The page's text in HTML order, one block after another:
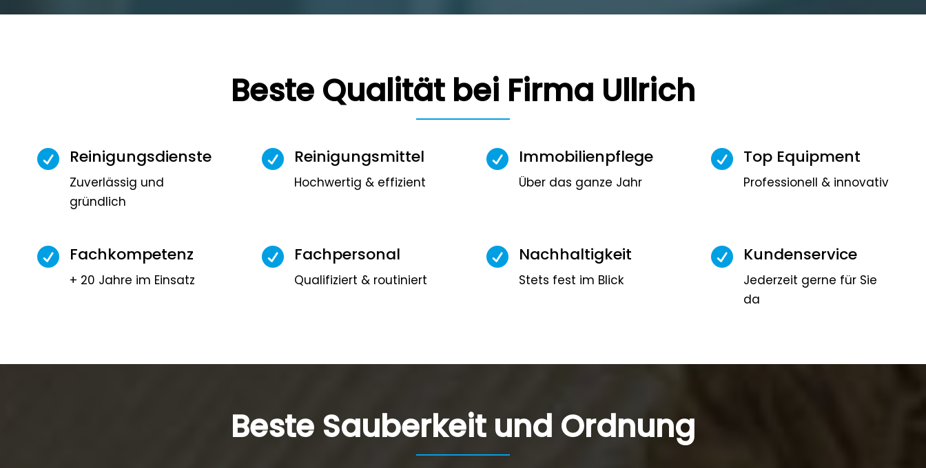
Beste Qualität bei Firma Ullrich
 Reinigungsdienste
Zuverlässig und
gründlich
 Reinigungsmittel
Hochwertig & effizient
 Immobilienpflege
Über das ganze Jahr
 Top Equipment
Professionell & innovativ
 Fachkompetenz
+ 20 Jahre im Einsatz
 Fachpersonal
Qualifiziert & routiniert
 Nachhaltigkeit
Stets fest im Blick
 Kundenservice
Jederzeit gerne für Sie
da
Beste Sauberkeit und Ordnung